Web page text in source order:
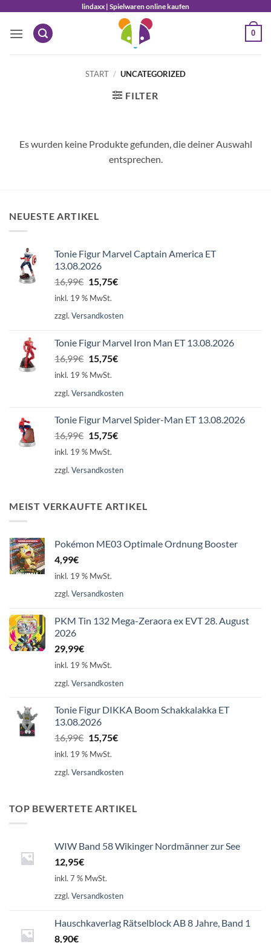
springen
lindaxx | Spielwaren online kaufen
0
START / UNCATEGORIZED
FILTER
Es wurden keine Produkte gefunden, die deiner Auswahl
entsprechen.
NEUESTE ARTIKEL
Tonie Figur Marvel Captain America ET
13.08.2026
16,99€ Ursprünglicher
Preis
16,99€
15,75€Aktueller
15,75€.
inkl. 19 % MwSt.
zzgl. Versandkosten
Tonie Figur Marvel Iron Man ET 13.08.2026
16,99€ Ursprünglicher
Preis
16,99€
15,75€Aktueller
15,75€.
inkl. 19 % MwSt.
zzgl. Versandkosten
Tonie Figur Marvel Spider-Man ET 13.08.2026
16,99€ Ursprünglicher
Preis
16,99€
15,75€Aktueller
15,75€.
inkl. 19 % MwSt.
zzgl. Versandkosten
MEIST VERKAUFTE ARTIKEL
Pokémon ME03 Optimale Ordnung Booster
4,99€
inkl. 19 % MwSt.
zzgl. Versandkosten
PKM Tin 132 Mega-Zeraora ex EVT 28. August
2026
29,99€
inkl. 19 % MwSt.
zzgl. Versandkosten
Tonie Figur DIKKA Boom Schakkalakka ET
13.08.2026
16,99€ Ursprünglicher
Preis
16,99€
15,75€Aktueller
15,75€.
inkl. 19 % MwSt.
zzgl. Versandkosten
TOP BEWERTETE ARTIKEL
WIW Band 58 Wikinger Nordmänner zur See
12,95€
inkl. 7 % MwSt.
zzgl. Versandkosten
Hauschkaverlag Rätselblock AB 8 Jahre, Band 1
8,90€